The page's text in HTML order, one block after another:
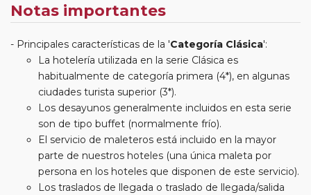
Notas importantes
Principales características de la 'Categoría Clásica':
La hotelería utilizada en la serie Clásica es
habitualmente de categoría primera (4*), en algunas
ciudades turista superior (3*).
Los desayunos generalmente incluidos en esta serie
son de tipo buffet (normalmente frío).
El servicio de maleteros está incluido en la mayor
parte de nuestros hoteles (una única maleta por
persona en los hoteles que disponen de este servicio).
Los traslados de llegada o traslado de llegada/salida